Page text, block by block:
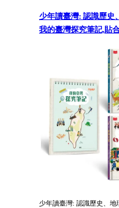
少年讀臺灣: 認識歷史
我的臺灣探究筆記,貼
少年讀臺灣: 認識歷史、